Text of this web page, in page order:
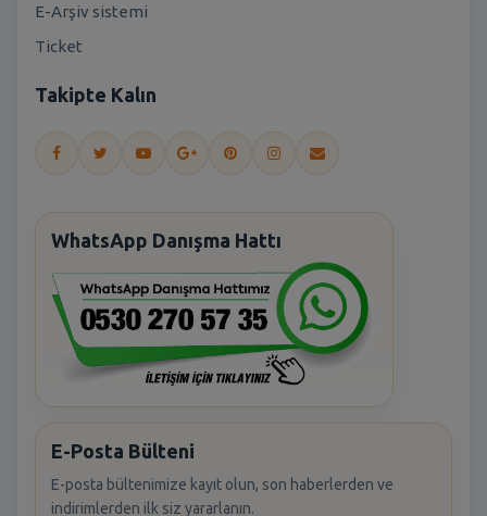
E-Arşiv sistemi
Ticket
Takipte Kalın
WhatsApp Danışma Hattı
E-Posta Bülteni
E-posta bültenimize kayıt olun, son haberlerden ve
indirimlerden ilk siz yararlanın.